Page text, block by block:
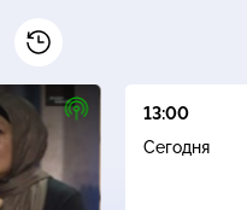
13:00
Сегодня